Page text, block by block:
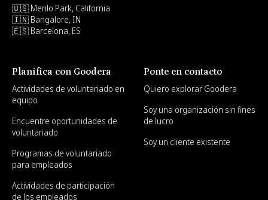
🇺🇸 Menlo Park, California
🇮🇳 Bangalore, IN
🇪🇸 Barcelona, ES
Planifica con Goodera
Actividades de voluntariado en
equipo
Encuentre oportunidades de
voluntariado
Programas de voluntariado
para empleados
Actividades de participación
de los empleados
Ponte en contacto
Quiero explorar Goodera
Soy una organización sin fines
de lucro
Soy un cliente existente